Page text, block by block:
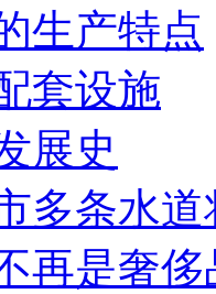
生产特点
套设施
展史
多条水
再是奢